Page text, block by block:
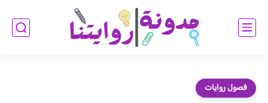
فصول روايات